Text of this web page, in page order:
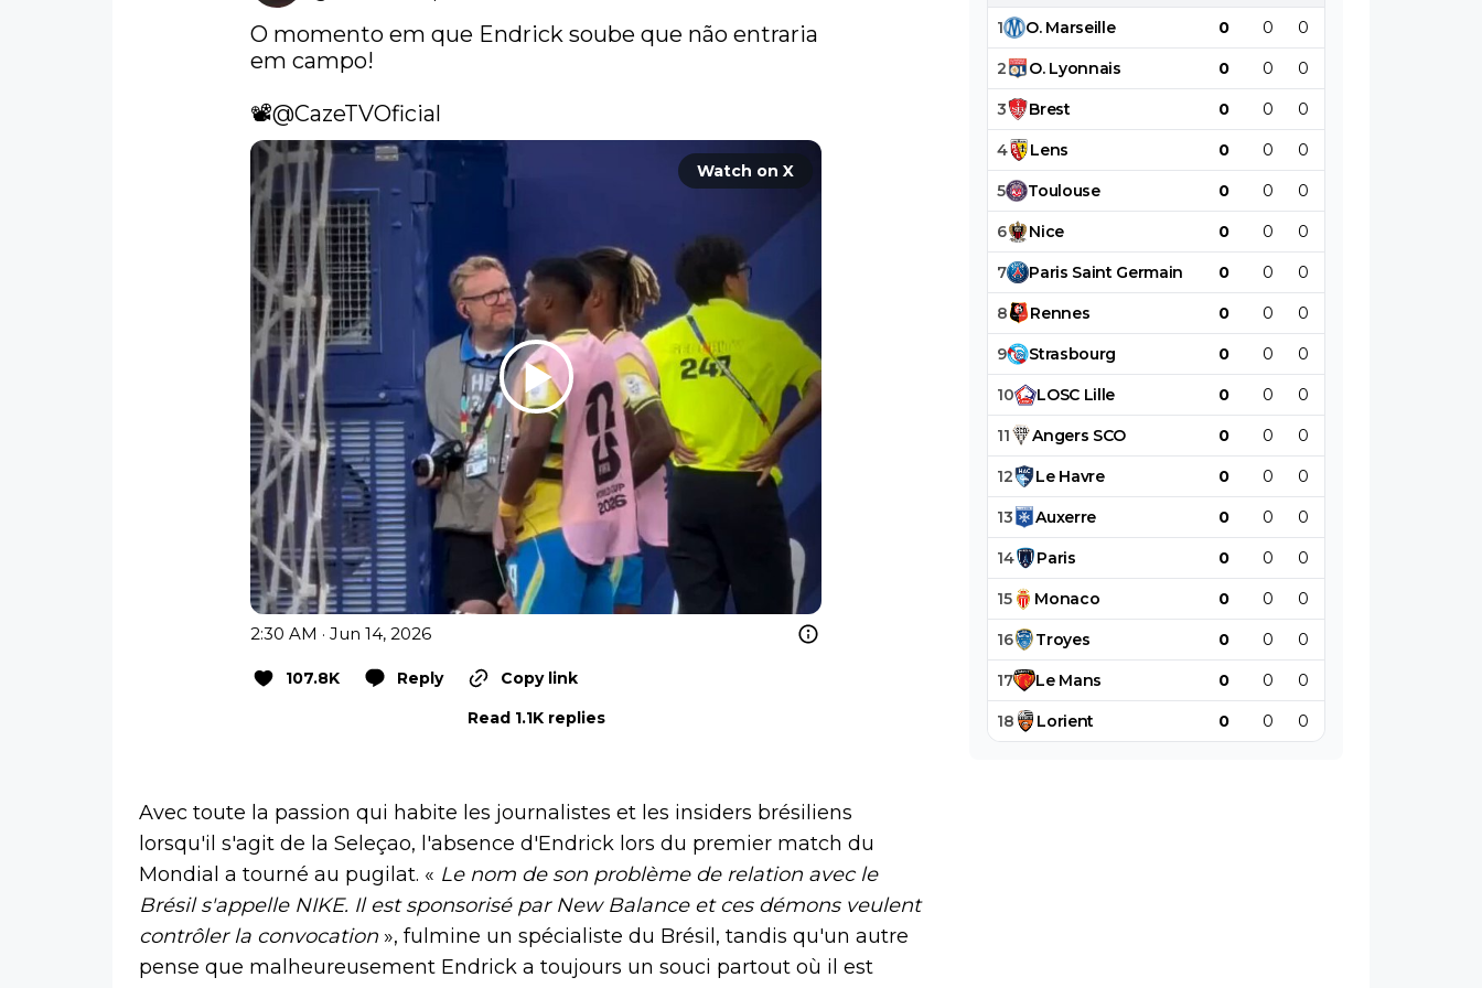
O momento em que Endrick soube que não entraria
em campo!
📽️@CazeTVOficial
Watch on X
2:30 AM · Jun 14, 2026
107.8K Reply
Copy link
Read 1.1K replies
Avec toute la passion qui habite les journalistes et les insiders brésiliens
lorsqu'il s'agit de la Seleçao, l'absence d'Endrick lors du premier match du
Mondial a tourné au pugilat. « Le nom de son problème de relation avec le
Brésil s'appelle NIKE. Il est sponsorisé par New Balance et ces démons veulent
contrôler la convocation », fulmine un spécialiste du Brésil, tandis qu'un autre
pense que malheureusement Endrick a toujours un souci partout où il est
1 O. Marseille 0 0 0
2 O. Lyonnais 0 0 0
3 Brest 0 0 0
4 Lens 0 0 0
5 Toulouse 0 0 0
6 Nice 0 0 0
7 Paris Saint Germain 0 0 0
8 Rennes 0 0 0
9 Strasbourg 0 0 0
10 LOSC Lille 0 0 0
11 Angers SCO 0 0 0
12 Le Havre 0 0 0
13 Auxerre 0 0 0
14 Paris 0 0 0
15 Monaco 0 0 0
16 Troyes 0 0 0
17 Le Mans 0 0 0
18 Lorient 0 0 0